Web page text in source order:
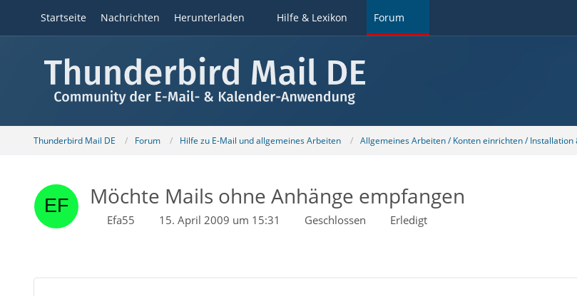
Startseite Nachrichten Herunterladen Hilfe & Lexikon Forum
Thunderbird Mail DE Forum Hilfe zu E-Mail und allgemeines Arbeiten Allgemeines Arbeiten / Konten einrichten / Installation
Möchte Mails ohne Anhänge empfangen
Efa55 15. April 2009 um 15:31 Geschlossen Erledigt